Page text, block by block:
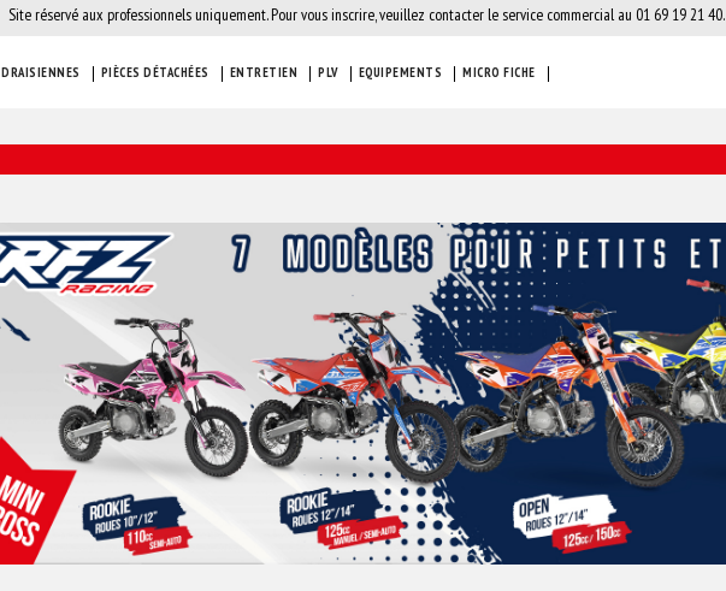
Site réservé aux professionnels uniquement. Pour vous inscrire, veuillez contacter le service commercial au 01 69 19 21 40.
DRAISIENNES PIÈCES DÉTACHÉES ENTRETIEN PLV EQUIPEMENTS MICRO FICHE